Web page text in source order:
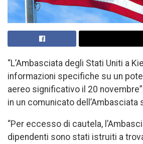
“L’Ambasciata degli Stati Uniti a
informazioni specifiche su un
aereo significativo il 20
in un comunicato dell’Ambasciata
“Per eccesso di cautela,
dipendenti sono stati istruiti a